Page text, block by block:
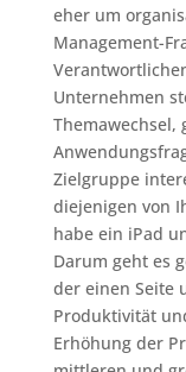
eher um
Management-
Unternehmen
Themawechsel,
Zielgruppe
diejenigen von
habe ein iPad
Darum geht es
der einen Seite
Produktivität
Erhöhung der